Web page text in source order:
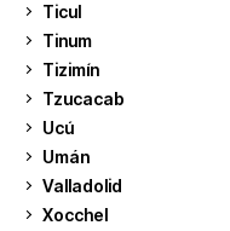
Ticul
Tinum
Tizimín
Tzucacab
Ucú
Umán
Valladolid
Xocchel